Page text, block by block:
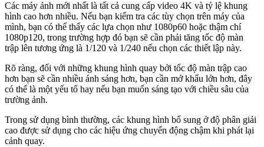
Các máy ảnh mới nhất là tất cả cung cấp video 4K và tỷ lệ khung
hình cao hơn nhiều. Nếu bạn kiểm tra các tùy chọn trên máy của
mình, bạn có thể thấy các lựa chọn như 1080p60 hoặc thậm chí
1080p120, trong trường hợp đó bạn sẽ cần phải tăng tốc độ màn
trập lên tương ứng là 1/120 và 1/240 nếu chọn các thiết lập này.
Rõ ràng, đối với những khung hình quay bởi tốc độ màn trập cao
hơn bạn sẽ cần nhiều ánh sáng hơn, bạn cần mở khẩu lớn hơn, đây
có thể là một yếu tố hay nếu bạn muốn sáng tạo với chiều sâu của
trường ảnh.
Trong sử dụng bình thường, các khung hình bổ sung ở độ phân giải
cao được sử dụng cho các hiệu ứng chuyển động chậm khi phát lại
cảnh quay.